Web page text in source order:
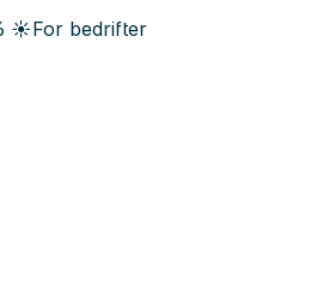
☀️For bedrifter